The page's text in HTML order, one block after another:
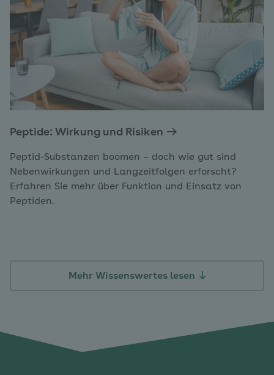
Peptide: Wirkung und Risiken
Peptid-Substanzen boomen – doch wie gut sind
Nebenwirkungen und Langzeitfolgen erforscht?
Erfahren Sie mehr über Funktion und Einsatz von
Peptiden.
Mehr Wissenswertes lesen